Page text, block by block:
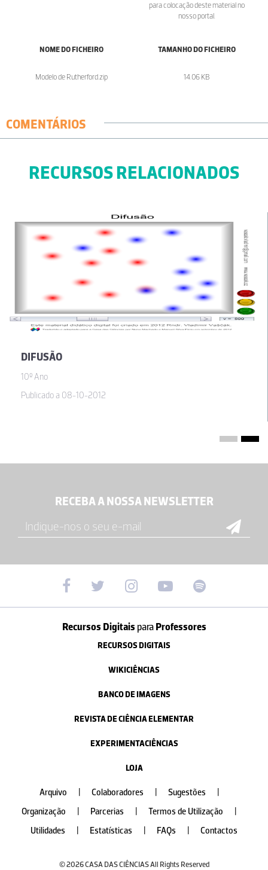
para colocação deste material no
nosso portal.
NOME DO FICHEIRO
Modelo de Rutherford.zip
TAMANHO DO FICHEIRO
14.06 KB
COMENTÁRIOS
RECURSOS RELACIONADOS
DIFUSÃO
10º Ano
Publicado a 08-10-2012
RECEBA A NOSSA NEWSLETTER
Recursos Digitais paraProfessores
RECURSOS DIGITAIS
WIKICIÊNCIAS
BANCO DE IMAGENS
REVISTA DE CIÊNCIA ELEMENTAR
EXPERIMENTACIÊNCIAS
LOJA
Arquivo Colaboradores Sugestões
Organização
Parcerias Termos de Utilização
Utilidades
Estatísticas FAQs Contactos
© 2026 CASA DAS CIÊNCIAS All Rights Reserved